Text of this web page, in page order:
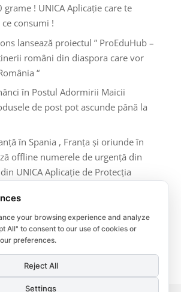
grame ! UNICA Aplicație care te
consumi !
lansează proiectul ” ProEduHub –
români din diaspora care vor
“
în Postul Adormirii Maicii
de post pot ascunde până la
în Spania , Franța și oriunde în
offline numerele de urgență din
UNICA Aplicație de Protecția
recente
de arătat.
your browsing experience and analyze
All" to consent to our use of cookies or
preferences.
Reject All
Settings